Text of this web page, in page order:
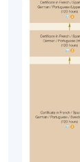
地點
港大保